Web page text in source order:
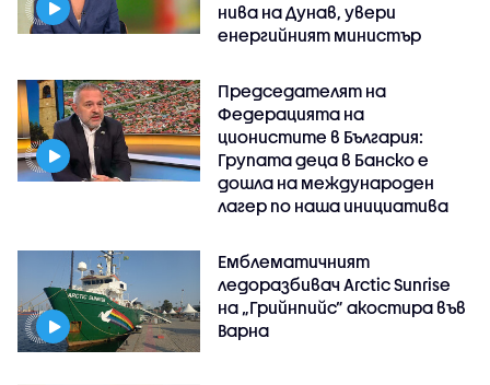
нива на Дунав, увери
енергийният министър
Председателят на
Федерацията на
ционистите в България:
Групата деца в Банско е
дошла на международен
лагер по наша инициатива
Емблематичният
ледоразбивач Arctic Sunrise
на „Грийнпийс” акостира във
Варна